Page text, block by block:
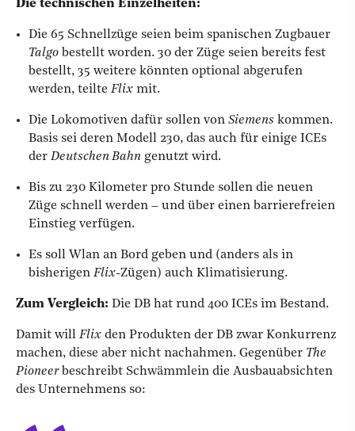
Die technischen Einzelheiten:
Die 65 Schnellzüge seien beim spanischen Zugbauer
Talgo bestellt worden. 30 der Züge seien bereits fest
bestellt, 35 weitere könnten optional abgerufen
werden, teilte Flix mit.
Die Lokomotiven dafür sollen von Siemens kommen.
Basis sei deren Modell 230, das auch für einige ICEs
der Deutschen Bahn genutzt wird.
Bis zu 230 Kilometer pro Stunde sollen die neuen
Züge schnell werden – und über einen barrierefreien
Einstieg verfügen.
Es soll Wlan an Bord geben und (anders als in
bisherigen Flix-Zügen) auch Klimatisierung.
Zum Vergleich: Die DB hat rund 400 ICEs im Bestand.
Damit will Flix den Produkten der DB zwar Konkurrenz
machen, diese aber nicht nachahmen. Gegenüber The
Pioneerbeschreibt Schwämmlein die Ausbauabsichten
des Unternehmens so: